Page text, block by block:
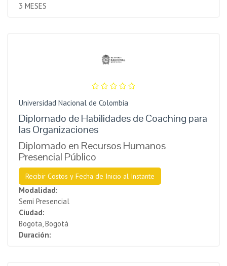
3 MESES
Universidad Nacional de Colombia
Diplomado de Habilidades de Coaching para
las Organizaciones
Diplomado en Recursos Humanos
Presencial Público
Recibir Costos y Fecha de Inicio al Instante
Modalidad:
Semi Presencial
Ciudad:
Bogota, Bogotá
Duración: